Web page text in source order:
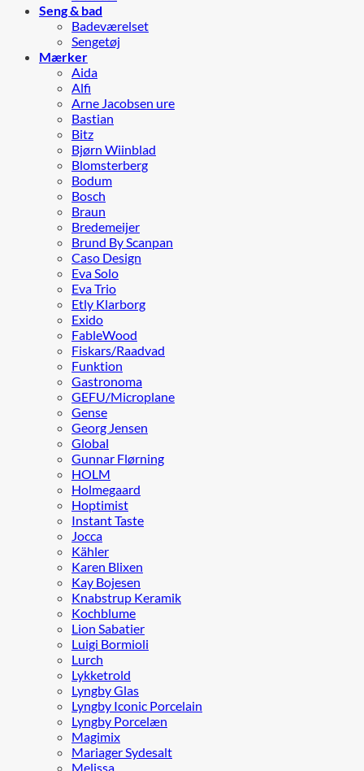
Seng & bad
Badeværelset
Sengetøj
Mærker
Aida
Alfi
Arne Jacobsen ure
Bastian
Bitz
Bjørn Wiinblad
Blomsterberg
Bodum
Bosch
Braun
Bredemeijer
Brund By Scanpan
Caso Design
Eva Solo
Eva Trio
Etly Klarborg
Exido
FableWood
Fiskars/Raadvad
Funktion
Gastronoma
GEFU/Microplane
Gense
Georg Jensen
Global
Gunnar Flørning
HOLM
Holmegaard
Hoptimist
Instant Taste
Jocca
Kähler
Karen Blixen
Kay Bojesen
Knabstrup Keramik
Kochblume
Lion Sabatier
Luigi Bormioli
Lurch
Lykketrold
Lyngby Glas
Lyngby Iconic Porcelain
Lyngby Porcelæn
Magimix
Mariager Sydesalt
Melissa